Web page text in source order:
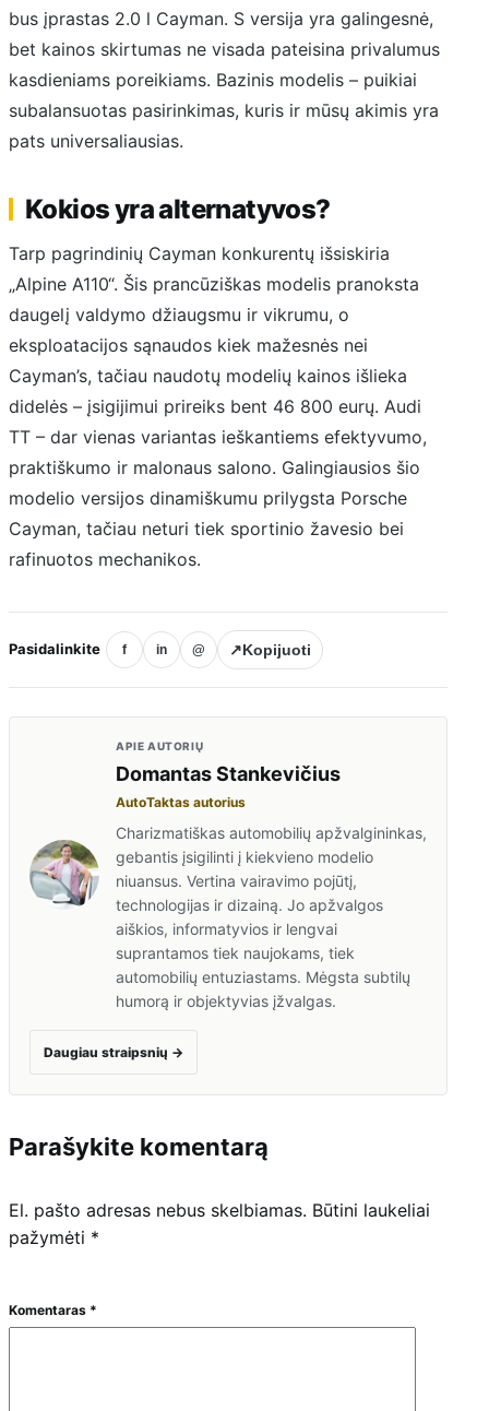
bus įprastas 2.0 l Cayman. S versija yra galingesnė,
bet kainos skirtumas ne visada pateisina privalumus
kasdieniams poreikiams. Bazinis modelis – puikiai
subalansuotas pasirinkimas, kuris ir mūsų akimis yra
pats universaliausias.
Kokios yra alternatyvos?
Tarp pagrindinių Cayman konkurentų išsiskiria
„Alpine A110“. Šis prancūziškas modelis pranoksta
daugelį valdymo džiaugsmu ir vikrumu, o
eksploatacijos sąnaudos kiek mažesnės nei
Cayman’s, tačiau naudotų modelių kainos išlieka
didelės – įsigijimui prireiks bent 46 800 eurų. Audi
TT – dar vienas variantas ieškantiems efektyvumo,
praktiškumo ir malonaus salono. Galingiausios šio
modelio versijos dinamiškumu prilygsta Porsche
Cayman, tačiau neturi tiek sportinio žavesio bei
rafinuotos mechanikos.
Pasidalinkite f in @ ↗Kopijuoti
APIE AUTORIŲ
Domantas Stankevičius
AutoTaktas autorius
Charizmatiškas automobilių apžvalgininkas,
gebantis įsigilinti į kiekvieno modelio
niuansus. Vertina vairavimo pojūtį,
technologijas ir dizainą. Jo apžvalgos
aiškios, informatyvios ir lengvai
suprantamos tiek naujokams, tiek
automobilių entuziastams. Mėgsta subtilų
humorą ir objektyvias įžvalgas.
Daugiau straipsnių →
Parašykite komentarą
El. pašto adresas nebus skelbiamas. Būtini laukeliai
pažymėti *
Komentaras *